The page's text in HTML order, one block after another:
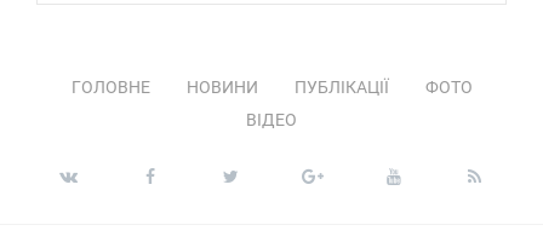
ГОЛОВНЕ НОВИНИ ПУБЛІКАЦІЇ
ФОТО
ВІДЕО